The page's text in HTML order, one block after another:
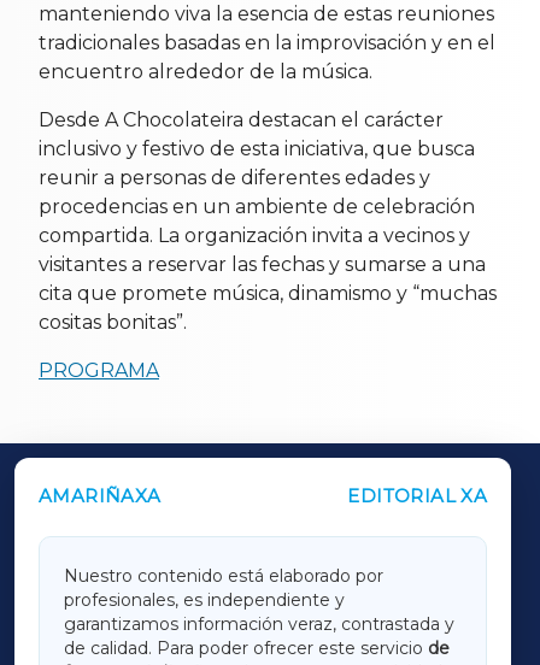
manteniendo viva la esencia de estas reuniones
tradicionales basadas en la improvisación y en el
encuentro alrededor de la música.
Desde A Chocolateira destacan el carácter
inclusivo y festivo de esta iniciativa, que busca
reunir a personas de diferentes edades y
procedencias en un ambiente de celebración
compartida. La organización invita a vecinos y
visitantes a reservar las fechas y sumarse a una
cita que promete música, dinamismo y “muchas
cositas bonitas”.
PROGRAMA
AMARIÑAXA EDITORIAL XA
Nuestro contenido está elaborado por
profesionales, es independiente y
garantizamos información veraz, contrastada y
de calidad. Para poder ofrecer este servicio de
OUTROS PERIÓDICOS
LUGOXA